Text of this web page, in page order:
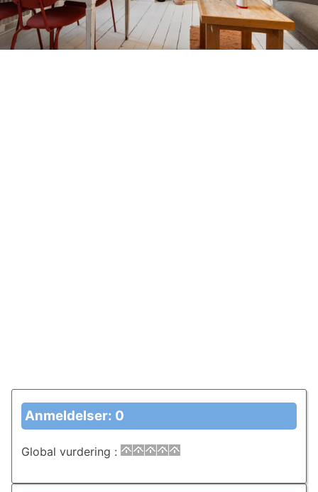
Anmeldelser: 0
Global vurdering :